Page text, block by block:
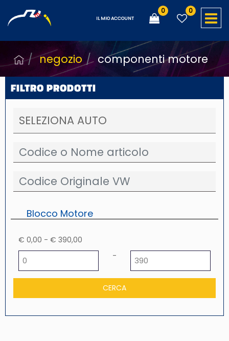
IL MIO ACCOUNT
0 0
negozio componenti motore
FILTRO PRODOTTI
Blocco Motore
€ 0,00 - € 390,00
-